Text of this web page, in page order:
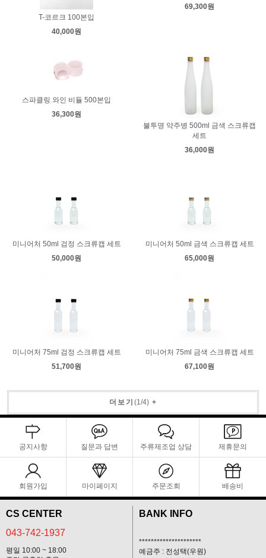
T-코르크 100본입
40,000원
69,300원
스파클링 와인 비듈 500본입
36,300원
불투명 약주병 500ml 금색 스크류캡
세트
36,000원
미니어처 50ml 검정 스크류캡 세트
50,000원
미니어처 50ml 금색 스크류캡 세트
65,000원
미니어처 75ml 검정 스크류캡 세트
51,700원
미니어처 75ml 금색 스크류캡 세트
67,100원
더보기 (1/4)+
공지사항 질문과 답변 주류제조업 상담 제휴문의
회원가입 마이페이지 주문조회 배송비
CS CENTER
043-742-1937
평일 10:00 ~ 18:00
BANK INFO
*********************
예금주 : 전성택(우원)